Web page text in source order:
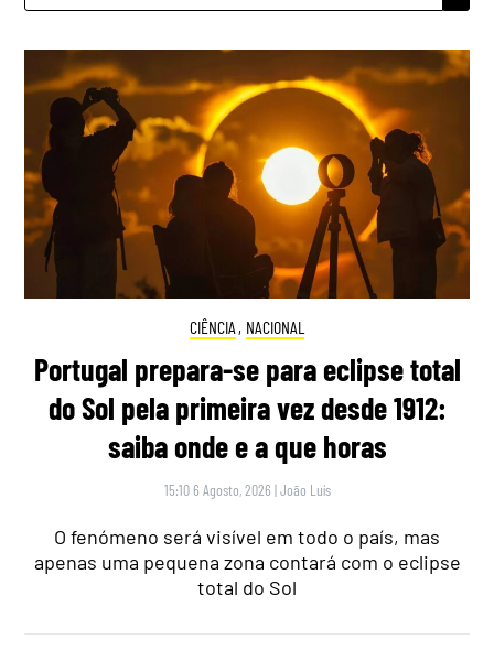
CIÊNCIA , NACIONAL
Portugal prepara-se para eclipse total
do Sol pela primeira vez desde 1912:
saiba onde e a que horas
15:10 6 Agosto, 2026 |João Luís
O fenómeno será visível em todo o país, mas
apenas uma pequena zona contará com o eclipse
total do Sol